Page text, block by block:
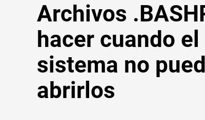
Archivos
hacer cuando el
sistema no
abrirlos